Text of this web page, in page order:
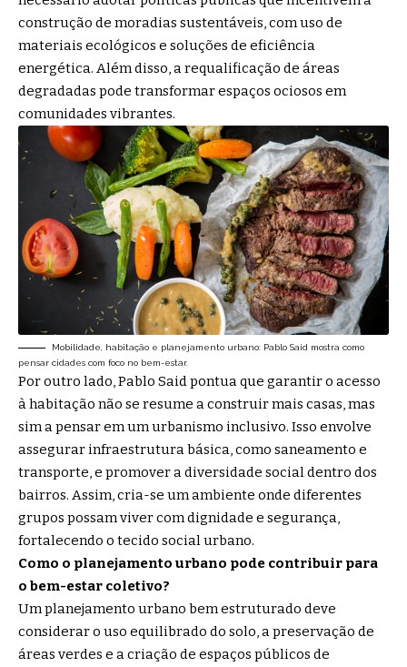
construção de moradias sustentáveis, com uso de
materiais ecológicos e soluções de eficiência
energética. Além disso, a requalificação de áreas
degradadas pode transformar espaços ociosos em
comunidades vibrantes.
Mobilidade, habitação e planejamento urbano: Pablo Said mostra como
pensar cidades com foco no bem-estar.
Por outro lado, Pablo Said pontua que garantir o acesso
à habitação não se resume a construir mais casas, mas
sim a pensar em um urbanismo inclusivo. Isso envolve
assegurar infraestrutura básica, como saneamento e
transporte, e promover a diversidade social dentro dos
bairros. Assim, cria-se um ambiente onde diferentes
grupos possam viver com dignidade e segurança,
fortalecendo o tecido social urbano.
Como o planejamento urbano pode contribuir para
o bem-estar coletivo?
Um planejamento urbano bem estruturado deve
considerar o uso equilibrado do solo, a preservação de
áreas verdes e a criação de espaços públicos de